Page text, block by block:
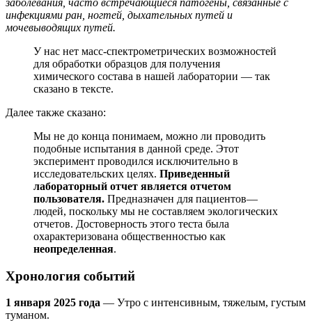
инфекциями ран, ногтей, дыхательных путей и
мочевыводящих путей.
У нас нет масс-спектрометрических возможностей
для обработки образцов для получения
химического состава в нашей лаборатории — так
сказано в тексте.
Далее также сказано:
Мы не до конца понимаем, можно ли проводить
подобные испытания в данной среде. Этот
эксперимент проводился исключительно в
исследовательских целях. Приведенный
лабораторный отчет является отчетом
пользователя. Предназначен для пациентов—
людей, поскольку мы не составляем экологических
отчетов. Достоверность этого теста была
охарактеризована общественностью как
неопределенная.
Хронология событий
1 января 2025 года — Утро с интенсивным, тяжелым, густым
туманом.